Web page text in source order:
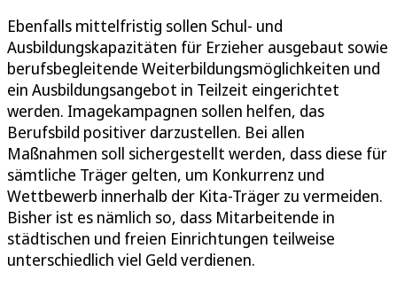
Ebenfalls mittelfristig sollen Schul- und
Ausbildungskapazitäten für Erzieher ausgebaut sowie
berufsbegleitende Weiterbildungsmöglichkeiten und
ein Ausbildungsangebot in Teilzeit eingerichtet
werden. Imagekampagnen sollen helfen, das
Berufsbild positiver darzustellen. Bei allen
Maßnahmen soll sichergestellt werden, dass diese für
sämtliche Träger gelten, um Konkurrenz und
Wettbewerb innerhalb der Kita-Träger zu vermeiden.
Bisher ist es nämlich so, dass Mitarbeitende in
städtischen und freien Einrichtungen teilweise
unterschiedlich viel Geld verdienen.